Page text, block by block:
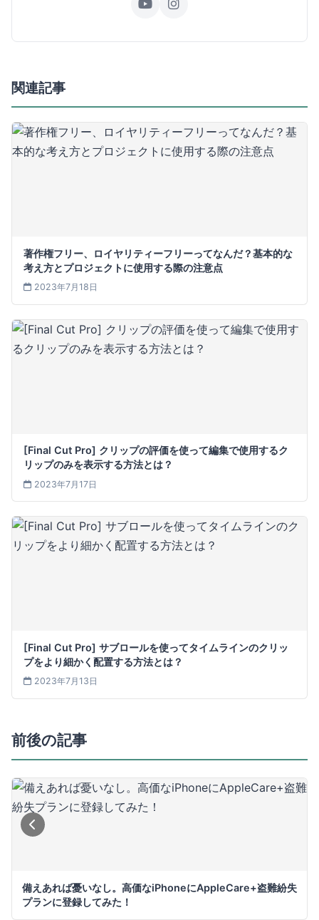
関連記事
著作権フリー、ロイヤリティーフリーってなんだ？基本的な
考え方とプロジェクトに使用する際の注意点
2023年7月18日
[Final Cut Pro] クリップの評価を使って編集で使用するク
リップのみを表示する方法とは？
2023年7月17日
[Final Cut Pro] サブロールを使ってタイムラインのクリッ
プをより細かく配置する方法とは？
2023年7月13日
前後の記事
備えあれば憂いなし。高価なiPhoneにAppleCare+盗難紛失
プランに登録してみた！